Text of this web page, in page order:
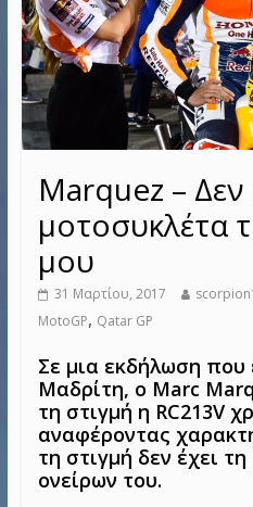
Marquez –
μοτοσυκλέτα
μου
31 Μαρτίου, 2017
MotoGP, Qatar GP
Σε μια εκδήλωση
Μαδρίτη, ο Marc
τη στιγμή η RC213V
αναφέροντας
τη στιγμή δεν έχει
ονείρων του.